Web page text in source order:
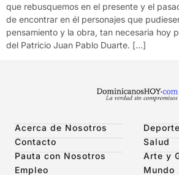
que rebusquemos en el presente y el
de encontrar en él personajes que
pensamiento y la obra, tan necesaria hoy
del Patricio Juan Pablo Duarte. […]
Acerca de Nosotros
Contacto
Pauta con Nosotros
Empleo
Salud
Arte y
Mundo